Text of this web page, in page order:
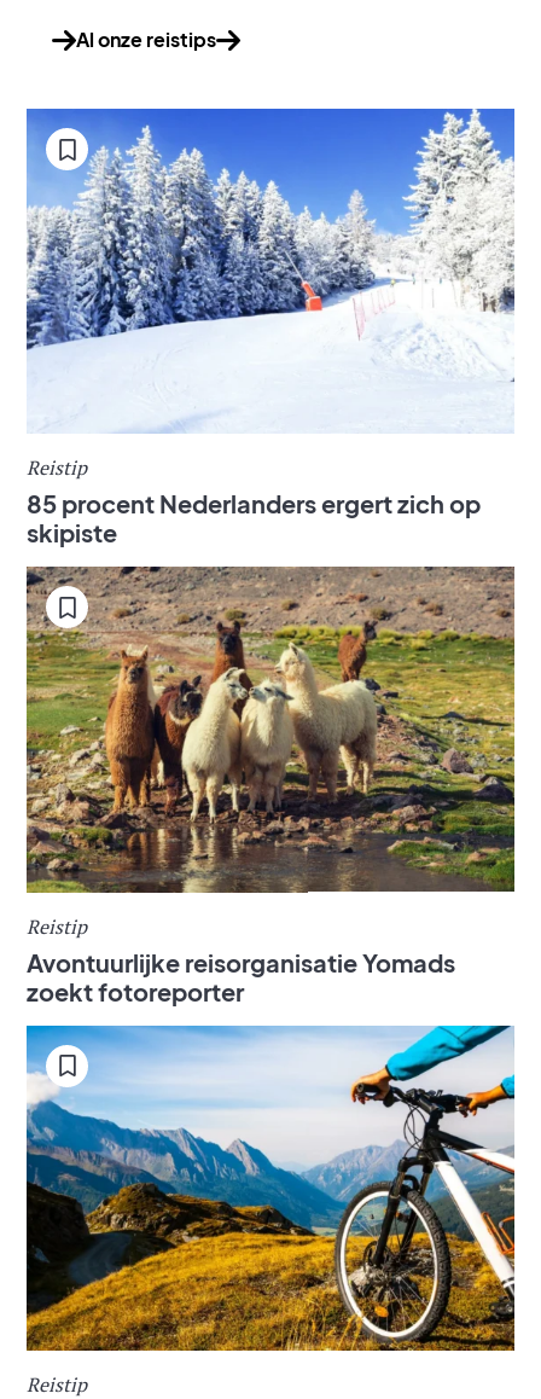
Al onze reistips
Reistip
85 procent Nederlanders ergert zich op
skipiste
Reistip
Avontuurlijke reisorganisatie Yomads
zoekt fotoreporter
Reistip